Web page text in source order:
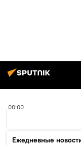
00:00
Ежедневные